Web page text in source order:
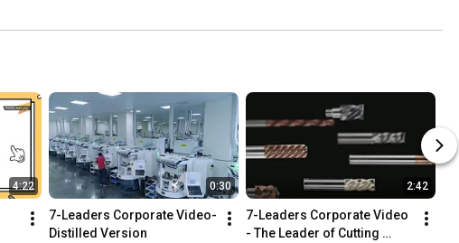
4:22 0:30
7-Leaders Corporate Video-
Distilled Version
2:42
7-Leaders Corporate Video
- The Leader of Cutting